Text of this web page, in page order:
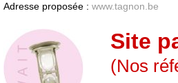
Adresse proposée : www.tagnon.be
Site
(Nos